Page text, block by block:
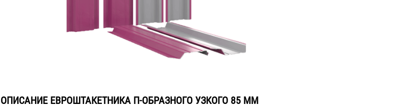
ОПИСАНИЕ ЕВРОШТАКЕТНИКА П-ОБРАЗНОГО УЗКОГО 85 ММ